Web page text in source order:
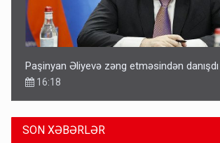
Paşinyan Əliyevə zəng etməsindən danışdı
16:18
SON XƏBƏRLƏR